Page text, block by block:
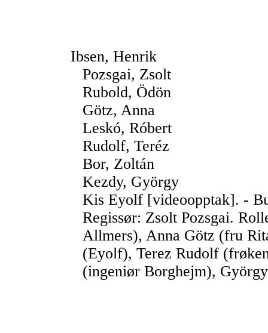
Ibsen, Henrik
Pozsgai, Zsolt
Rubold, Ödön
Götz, Anna
Leskó, Róbert
Rudolf, Teréz
Bor, Zoltán
Kezdy, György
Kis Eyolf [videoopptak]. -
Regissør: Zsolt Pozsgai.
Allmers), Anna Götz (fru
(Eyolf), Terez Rudolf
(ingeniør Borghejm),